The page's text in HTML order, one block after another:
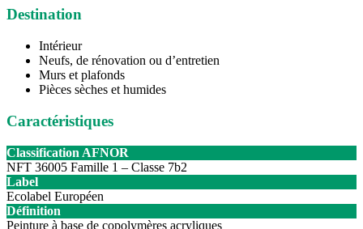
Destination
Intérieur
Neufs, de rénovation ou d’entretien
Murs et plafonds
Pièces sèches et humides
Caractéristiques
Classification AFNOR
NFT 36005 Famille 1 – Classe 7b2
Label
Ecolabel Européen
Définition
Peinture à base de copolymères acryliques